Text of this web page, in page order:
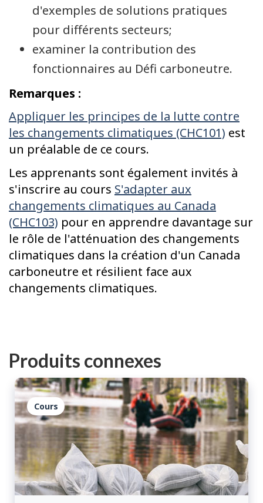
d'exemples de solutions pratiques
pour différents secteurs;
examiner la contribution des
fonctionnaires au Défi carboneutre.
Remarques :
Appliquer les principes de la lutte contre
les changements climatiques (CHC101) est
un préalable de ce cours.
Les apprenants sont également invités à
s'inscrire au cours S'adapter aux
changements climatiques au Canada
(CHC103) pour en apprendre davantage sur
le rôle de l'atténuation des changements
climatiques dans la création d'un Canada
carboneutre et résilient face aux
changements climatiques.
Produits connexes
Cours